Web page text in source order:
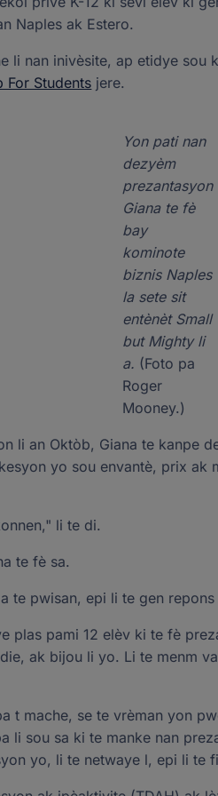
Naples ak Estero.
li nan inivèsite, ap etidye sou
For Students jere.
Yon pati nan
dezyèm
prezantasyon
Giana te fè
bay
kominote
biznis Naples
la sete sit
entènèt Small
but Mighty li
a. (Foto pa
Roger
Mooney.)
li an Oktòb, Giana te kanpe
yo sou envantè, prix ak
li te di.
te fè sa.
te pwisan, epi li te gen
plas pami 12 elèv ki te fè
ak bijou li yo. Li te menm
t mache, se te vrèman yon
li sou sa ki te manke nan
yo, li te netwaye l, epi li te